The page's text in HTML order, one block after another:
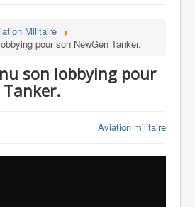
Militaire
pour son NewGen Tanker.
son lobbying pour
Tanker.
Aviation militaire